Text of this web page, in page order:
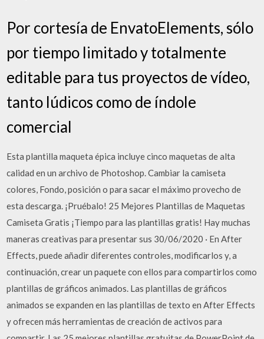
Por cortesía de EnvatoElements, sólo
por tiempo limitado y totalmente
editable para tus proyectos de vídeo,
tanto lúdicos como de índole
comercial
Esta plantilla maqueta épica incluye cinco maquetas de alta
calidad en un archivo de Photoshop. Cambiar la camiseta
colores, Fondo, posición o para sacar el máximo provecho de
esta descarga. ¡Pruébalo! 25 Mejores Plantillas de Maquetas
Camiseta Gratis ¡Tiempo para las plantillas gratis! Hay muchas
maneras creativas para presentar sus 30/06/2020 · En After
Effects, puede añadir diferentes controles, modificarlos y, a
continuación, crear un paquete con ellos para compartirlos como
plantillas de gráficos animados. Las plantillas de gráficos
animados se expanden en las plantillas de texto en After Effects
y ofrecen más herramientas de creación de activos para